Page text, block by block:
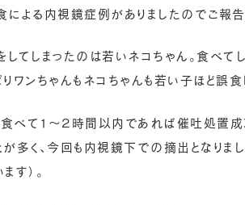
による内視鏡症例がありましたのでご報告
してしまったのは若いネコちゃん。食べて
りワンちゃんもネコちゃんも若い子ほど誤
べて1〜２時間以内であれば催吐処置成
が多く、今回も内視鏡下での摘出となり
す）。